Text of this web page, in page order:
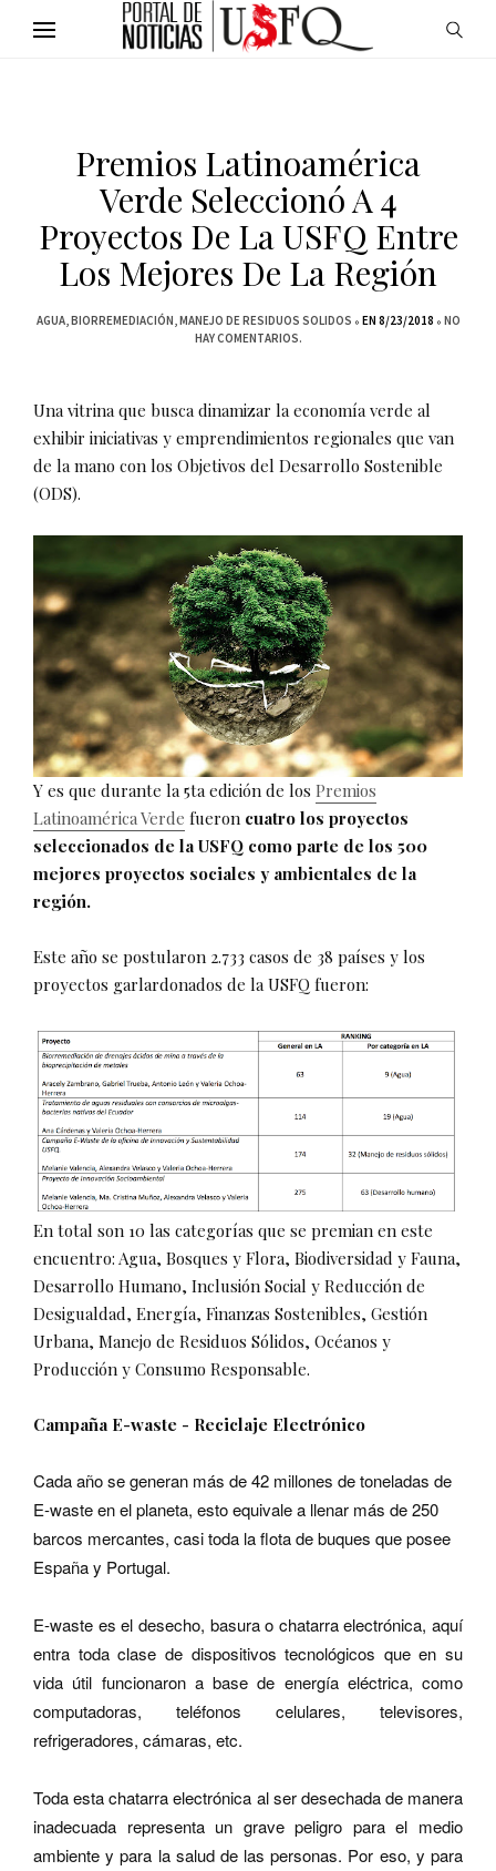
Premios Latinoamérica
Verde Seleccionó A 4
Proyectos De La USFQ Entre
Los Mejores De La Región
AGUA BIORREMEDIACIÓN MANEJO DE RESIDUOS SOLIDOS EN 8/23/2018
NO
HAY COMENTARIOS.
Una vitrina que busca dinamizar la economía verde al
exhibir iniciativas y emprendimientos regionales que van
de la mano con los Objetivos del Desarrollo Sostenible
(ODS).
Y es que durante la 5ta edición de los Premios
Latinoamérica Verde fueron cuatro los proyectos
seleccionados de la USFQ como parte de los 500
mejores proyectos sociales y ambientales de la
región.
Este año se postularon 2.733 casos de 38 países y los
proyectos garlardonados de la USFQ fueron:
En total son 10 las categorías que se premian en este
encuentro: Agua, Bosques y Flora, Biodiversidad y Fauna,
Desarrollo Humano, Inclusión Social y Reducción de
Desigualdad, Energía, Finanzas Sostenibles, Gestión
Urbana, Manejo de Residuos Sólidos, Océanos y
Producción y Consumo Responsable.
Campaña E-waste - Reciclaje Electrónico
Cada año se generan más de 42 millones de toneladas de
E-waste en el planeta, esto equivale a llenar más de 250
barcos mercantes, casi toda la flota de buques que posee
España y Portugal.
E-waste es el desecho, basura o chatarra electrónica, aquí
entra toda clase de dispositivos tecnológicos que en su
vida útil funcionaron a base de energía eléctrica, como
computadoras, teléfonos celulares, televisores,
refrigeradores, cámaras, etc.
Toda esta chatarra electrónica al ser desechada de manera
inadecuada representa un grave peligro para el medio
ambiente y para la salud de las personas. Por eso, y para